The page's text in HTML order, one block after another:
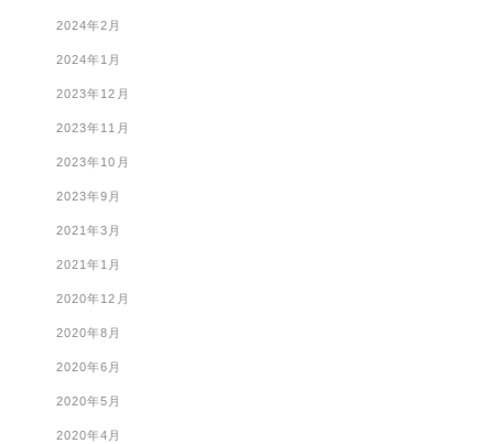
2024年2月
2024年1月
2023年12月
2023年11月
2023年10月
2023年9月
2021年3月
2021年1月
2020年12月
2020年8月
2020年6月
2020年5月
2020年4月